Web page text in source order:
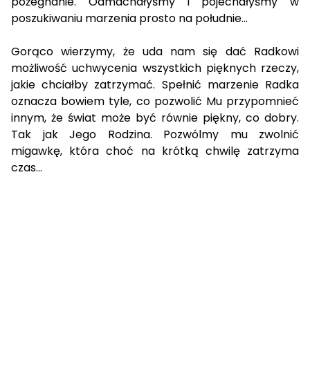
poszukiwaniu marzenia prosto na południe...
Gorąco wierzymy, że uda nam się dać Radkowi
możliwość uchwycenia wszystkich pięknych rzeczy,
jakie chciałby zatrzymać. Spełnić marzenie Radka
oznacza bowiem tyle, co pozwolić Mu przypomnieć
innym, że świat może być równie piękny, co dobry.
Tak jak Jego Rodzina. Pozwólmy mu zwolnić
migawkę, która choć na krótką chwilę zatrzyma
czas...